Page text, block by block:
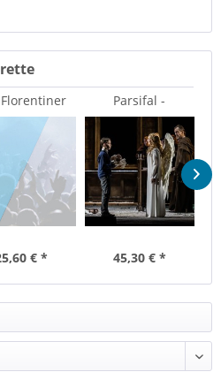
Dresden
€ *
Parsifal -
Semperoper
Dresden
45,30 € *